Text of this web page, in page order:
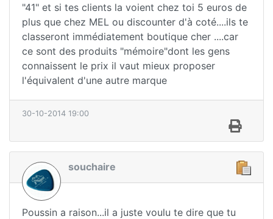
"41" et si tes clients la voient chez toi 5 euros de
plus que chez MEL ou discounter d'à coté....ils te
classeront immédiatement boutique cher ....car
ce sont des produits "mémoire"dont les gens
connaissent le prix il vaut mieux proposer
l'équivalent d'une autre marque
30-10-2014 19:00
souchaire
Poussin a raison...il a juste voulu te dire que tu